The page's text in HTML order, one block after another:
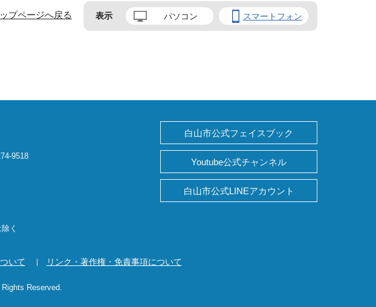
ップページへ戻る 表示 パソコン スマートフォン
9518
く
白山市公式フェイスブック
Youtube公式チャンネル
白山市公式LINEアカウント
いて リンク・著作権・免責事項について
Reserved.